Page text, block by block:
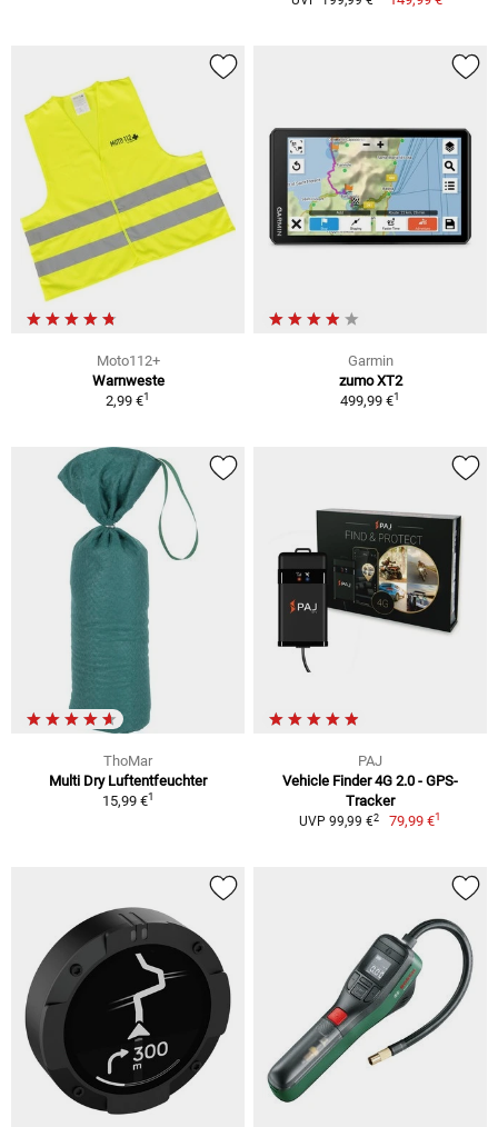
Moto112+
Warnweste
2,99 €1
Garmin
zumo XT2
499,99 €1
ThoMar
Multi Dry Luftentfeuchter
15,99 €1
PAJ
Vehicle Finder 4G 2.0 - GPS-
Tracker
UVP 99,99 €2 79,99 €1